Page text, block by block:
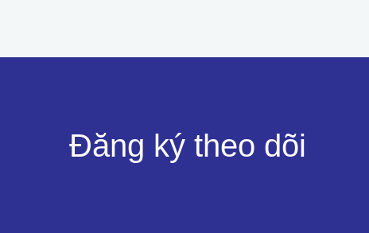
Đăng ký theo dõi